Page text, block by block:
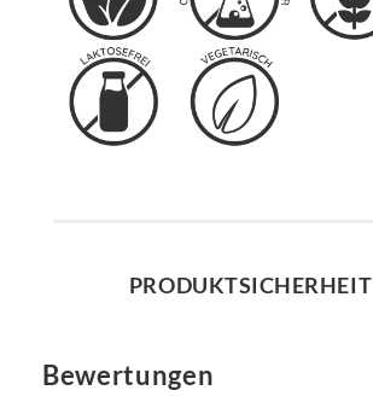
PRODUKTSICHERHEIT
Bewertungen